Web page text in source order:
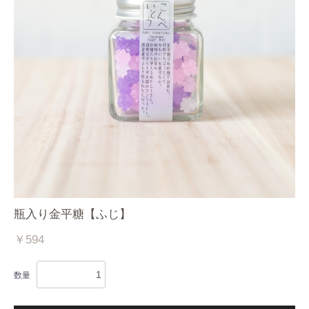
瓶入り金平糖【ふじ】
￥594
数量